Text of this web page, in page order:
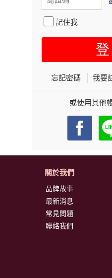
記住我
忘記密碼 我要
或使用其他
關於我們
品牌故事
最新消息
常見問題
聯絡我們